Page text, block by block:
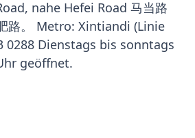
nahe Hefei Road 马当路
路。 Metro: Xintiandi (Linie
0288 Dienstags bis sonntags
geöffnet.